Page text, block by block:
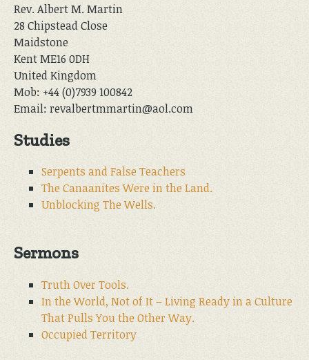
Rev. Albert M. Martin
28 Chipstead Close
Maidstone
Kent ME16 0DH
United Kingdom
Mob: +44 (0)7939 100842
Email: revalbertmmartin@aol.com
Studies
Serpents and False Teachers
The Canaanites Were in the Land.
Unblocking The Wells.
Sermons
Truth Over Tools.
In the World, Not of It – Living Ready in a Culture
That Pulls You the Other Way.
Occupied Territory